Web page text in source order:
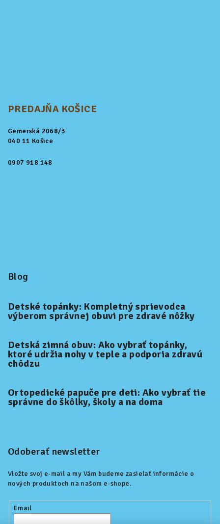
PREDAJŇA KOŠICE
Gemerská 2068/3
040 11 Košice
0907 918 148
Blog
Detské topánky: Kompletný sprievodca
výberom správnej obuvi pre zdravé nôžky
Detská zimná obuv: Ako vybrať topánky,
ktoré udržia nohy v teple a podporia zdravú
chôdzu
Ortopedické papuče pre deti: Ako vybrať tie
správne do škôlky, školy a na doma
Odoberať newsletter
Vložte svoj e-mail a my Vám budeme zasielať informácie o
nových produktoch na našom e-shope.
Email